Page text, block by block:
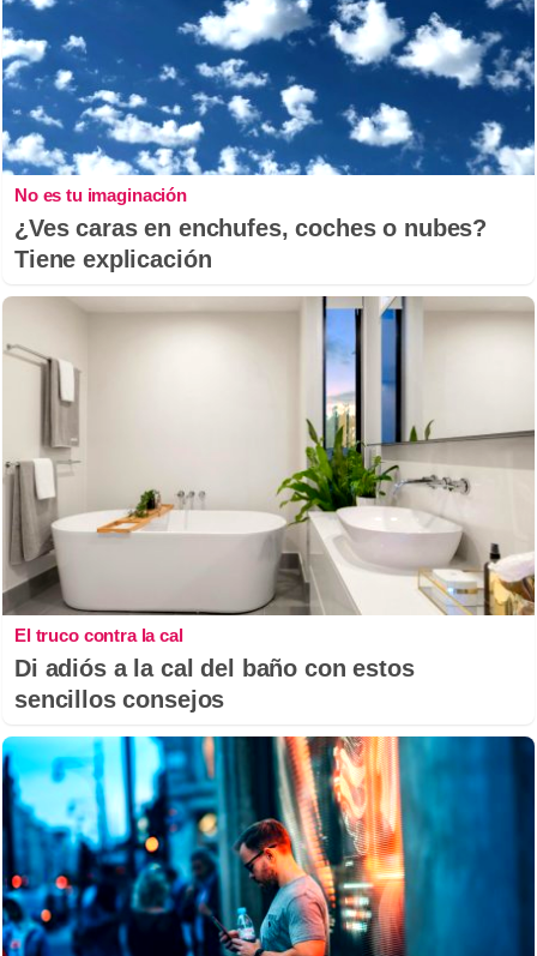
No es tu imaginación
¿Ves caras en enchufes, coches o nubes?
Tiene explicación
El truco contra la cal
Di adiós a la cal del baño con estos
sencillos consejos